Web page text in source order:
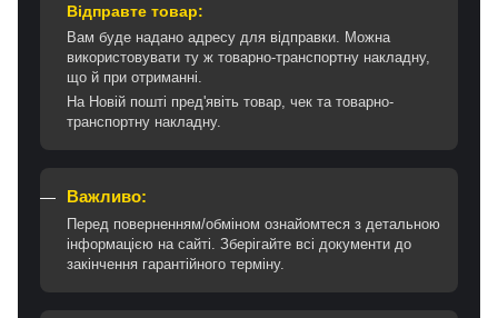
Відправте товар:
Вам буде надано адресу для відправки. Можна
використовувати ту ж товарно-транспортну накладну,
що й при отриманні.
На Новій пошті пред'явіть товар, чек та товарно-
транспортну накладну.
Важливо:
Перед поверненням/обміном ознайомтеся з детальною
інформацією на сайті. Зберігайте всі документи до
закінчення гарантійного терміну.